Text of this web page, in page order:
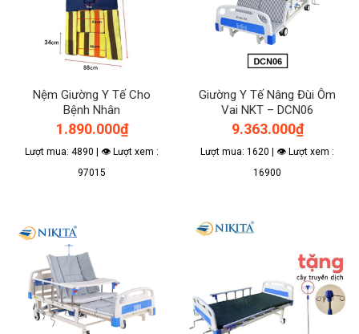
Nệm Giường Y Tế Cho
Bệnh Nhân
1.890.000₫
Lượt mua: 4890 | 👁 Lượt xem :
97015
Giường Y Tế Nâng Đùi Ôm
Vai NKT – DCN06
9.363.000₫
Lượt mua: 1620 | 👁 Lượt xem :
16900